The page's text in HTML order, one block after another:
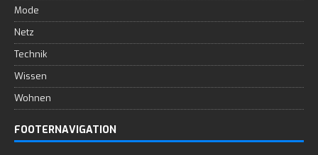
Mode
Netz
Technik
Wissen
Wohnen
FOOTERNAVIGATION